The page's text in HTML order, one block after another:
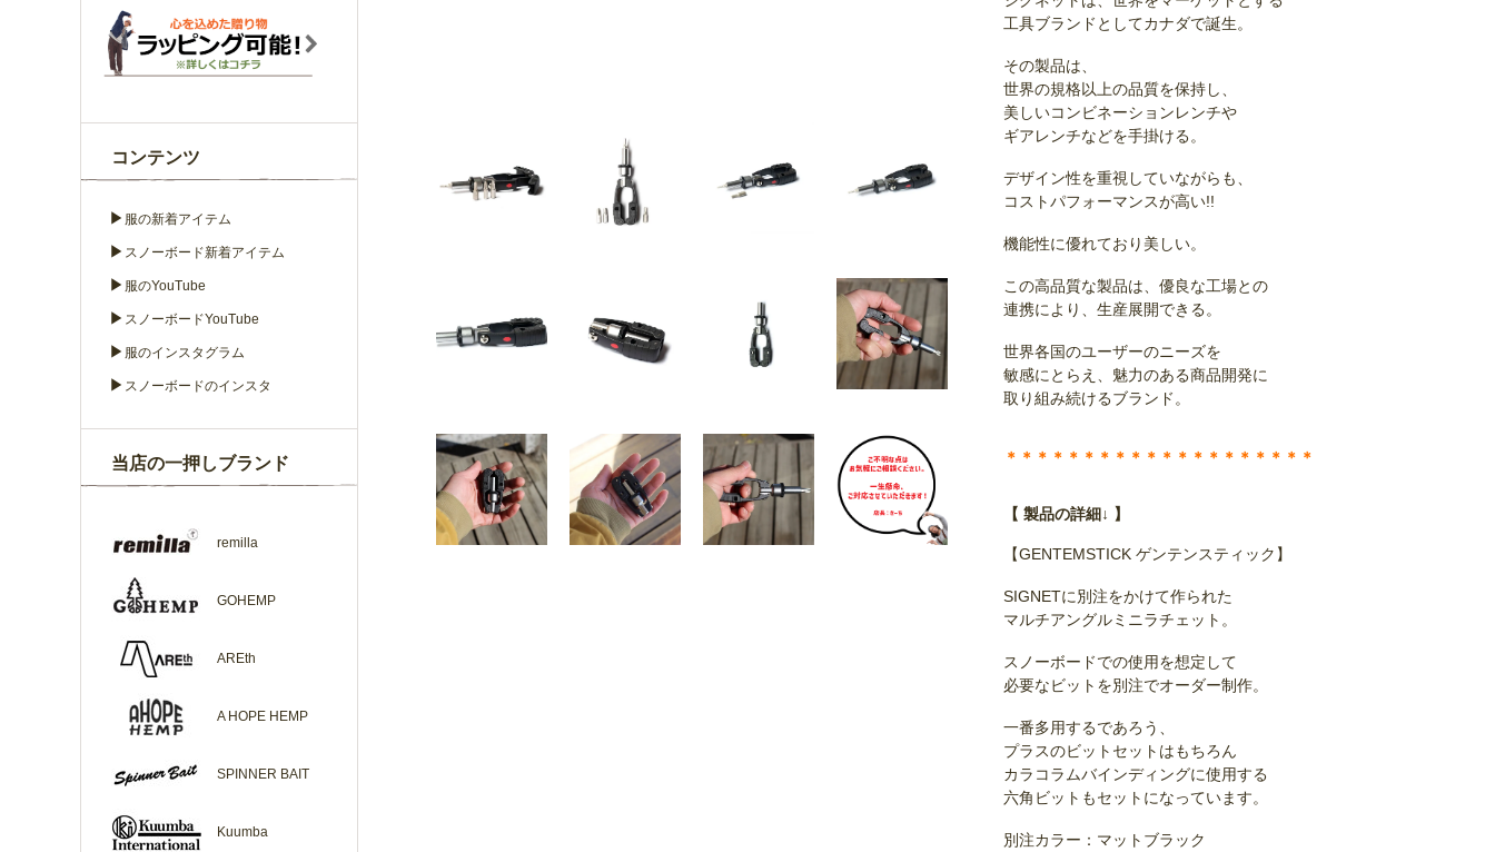
工具ブランドとしてカナダで誕生。
その製品は、
世界の規格以上の品質を保持し、
美しいコンビネーションレンチや
ギアレンチなどを手掛ける。
デザイン性を重視していながらも、
コストパフォーマンスが高い!!
機能性に優れており美しい。
この高品質な製品は、優良な工場との
連携により、生産展開できる。
世界各国のユーザーのニーズを
敏感にとらえ、魅力のある商品開発に
取り組み続けるブランド。
＊＊＊＊＊＊＊＊＊＊＊＊＊＊＊＊＊＊＊＊
【 製品の詳細↓ 】
【GENTEMSTICK ゲンテンスティック】
SIGNETに別注をかけて作られた
マルチアングルミニラチェット。
スノーボードでの使用を想定して
必要なビットを別注でオーダー制作。
一番多用するであろう、
プラスのビットセットはもちろん
カラコラムバインディングに使用する
六角ビットもセットになっています。
別注カラー：マットブラック
コンテンツ
▶ 服の新着アイテム
▶ スノーボード新着アイテム
▶ 服のYouTube
▶ スノーボードYouTube
▶ 服のインスタグラム
▶ スノーボードのインスタ
当店の一押しブランド
remilla
GOHEMP
AREth
A HOPE HEMP
SPINNER BAIT
Kuumba